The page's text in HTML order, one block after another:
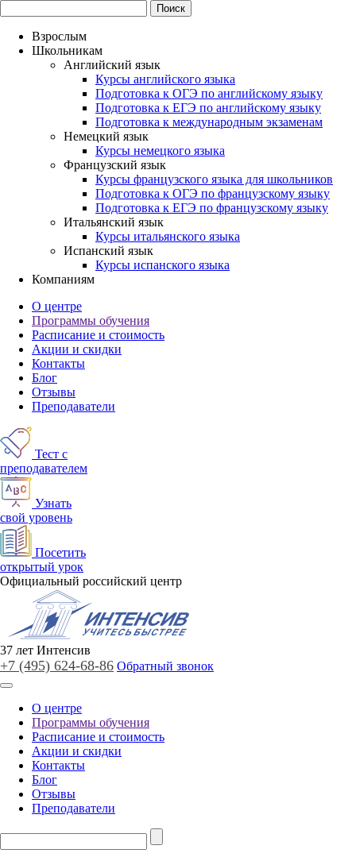
Взрослым
Школьникам
Английский язык
Курсы английского языка
Подготовка к ОГЭ по английскому языку
Подготовка к ЕГЭ по английскому языку
Подготовка к международным экзаменам
Немецкий язык
Курсы немецкого языка
Французский язык
Курсы французского языка для школьников
Подготовка к ОГЭ по французскому языку
Подготовка к ЕГЭ по французскому языку
Итальянский язык
Курсы итальянского языка
Испанский язык
Курсы испанского языка
Компаниям
О центре
Программы обучения
Расписание и стоимость
Акции и скидки
Контакты
Блог
Отзывы
Преподаватели
Тест с
преподавателем
Узнать
свой уровень
Посетить
открытый урок
Официальный российский центр
37 лет Интенсив
+7 (495) 624-68-86 Обратный звонок
О центре
Программы обучения
Расписание и стоимость
Акции и скидки
Контакты
Блог
Отзывы
Преподаватели